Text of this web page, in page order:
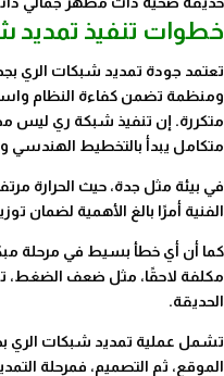
خطوات تنفيذ تمديد
تعتمد جودة تمديد شبكات الري
ومنظمة تضمن كفاءة النظام
متكررة. إن تنفيذ شبكة ري ليس
متكامل يبدأ بالتخطيط الهندسي
في بيئة مثل جدة، حيث الحرارة
الفنية أمرًا بالغ الأهمية لضمان
كما أن أي خطأ بسيط في مرحلة
مكلفة لاحقًا، مثل ضعف الضغط،
الحديقة.
تشمل عملية تمديد شبكات الري
الموقع، ثم التصميم، فمرحلة